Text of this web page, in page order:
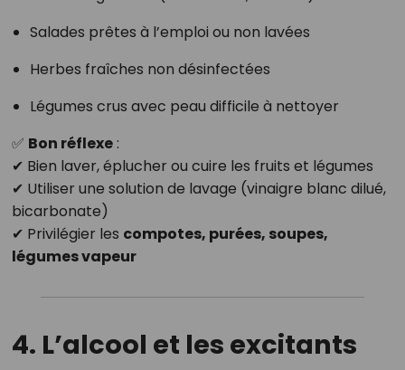
Salades prêtes à l’emploi ou non lavées
Herbes fraîches non désinfectées
Légumes crus avec peau difficile à nettoyer
✅ Bon réflexe:
✔ Bien laver, éplucher ou cuire les fruits et légumes
✔ Utiliser une solution de lavage (vinaigre blanc dilué,
bicarbonate)
✔ Privilégier les compotes, purées, soupes,
légumes vapeur
4. L’alcool et les excitants